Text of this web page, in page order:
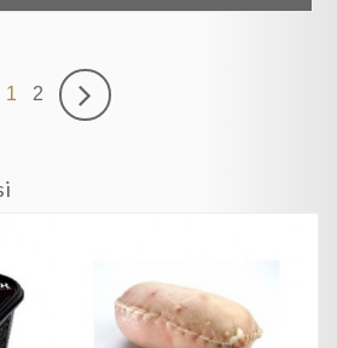
1 2